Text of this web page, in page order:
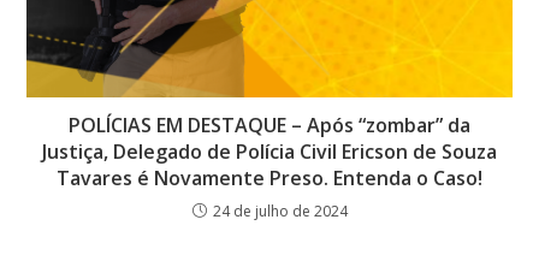
POLÍCIAS EM DESTAQUE – Após “zombar” da
Justiça, Delegado de Polícia Civil Ericson de Souza
Tavares é Novamente Preso. Entenda o Caso!
24 de julho de 2024